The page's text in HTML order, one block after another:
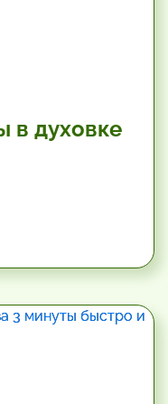
в духовке